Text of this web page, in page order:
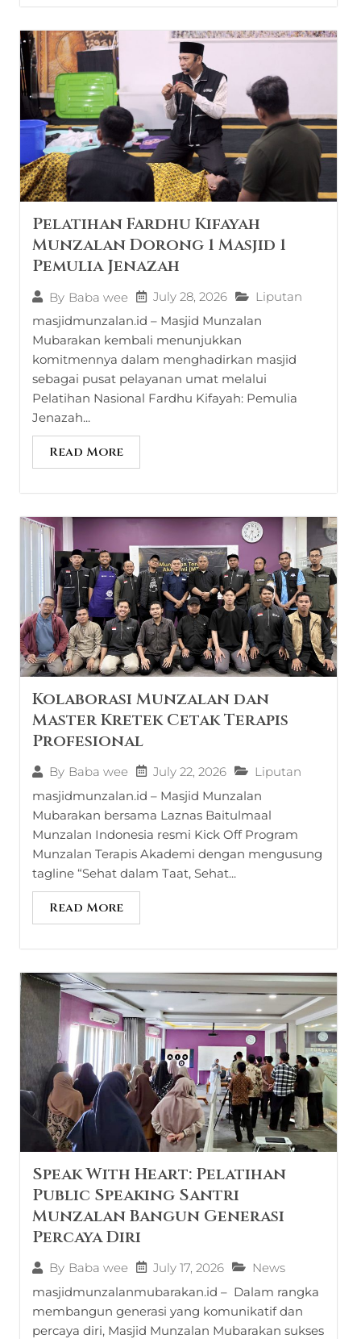
Pelatihan Fardhu Kifayah
Munzalan Dorong 1 Masjid 1
Pemulia Jenazah
By Baba wee July 28, 2026
Liputan
masjidmunzalan.id – Masjid Munzalan
Mubarakan kembali menunjukkan
komitmennya dalam menghadirkan masjid
sebagai pusat pelayanan umat melalui
Pelatihan Nasional Fardhu Kifayah: Pemulia
Jenazah...
Read More
Kolaborasi Munzalan dan
Master Kretek Cetak Terapis
Profesional
By Baba wee July 22, 2026
Liputan
masjidmunzalan.id – Masjid Munzalan
Mubarakan bersama Laznas Baitulmaal
Munzalan Indonesia resmi Kick Off Program
Munzalan Terapis Akademi dengan mengusung
tagline “Sehat dalam Taat, Sehat...
Read More
Speak With Heart: Pelatihan
Public Speaking Santri
Munzalan Bangun Generasi
Percaya Diri
By Baba wee July 17, 2026
News
masjidmunzalanmubarakan.id – Dalam rangka
membangun generasi yang komunikatif dan
percaya diri, Masjid Munzalan Mubarakan sukses